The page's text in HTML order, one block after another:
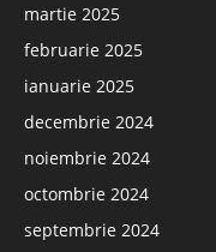
martie 2025
februarie 2025
ianuarie 2025
decembrie 2024
noiembrie 2024
octombrie 2024
septembrie 2024